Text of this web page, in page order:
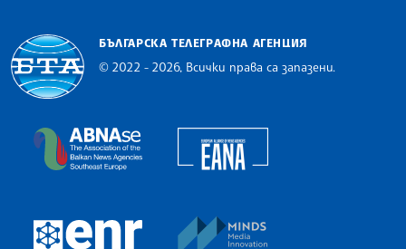
БЪЛГАРСКА ТЕЛЕГРАФНА АГЕНЦИЯ
© 2022 - 2026, Всички права са запазени.
The Assocoation of the Balkan News Agencies
European Newsroom